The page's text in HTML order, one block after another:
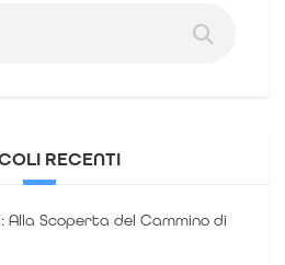
RECENTI
Alla Scoperta del Cammino di